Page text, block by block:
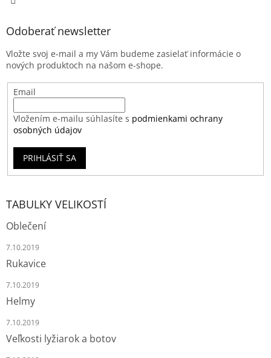
Odoberať newsletter
Vložte svoj e-mail a my Vám budeme zasielať informácie o
nových produktoch na našom e-shope.
Email
Vložením e-mailu súhlasíte s podmienkami ochrany
osobných údajov
PRIHLÁSIŤ SA
TABULKY VELIKOSTÍ
Oblečení
7.10.2019
Rukavice
7.10.2019
Helmy
7.10.2019
Veľkosti lyžiarok a botov